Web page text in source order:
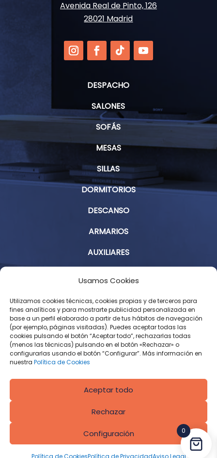
Usamos Cookies
Utilizamos cookies técnicas, cookies propias y de terceros para
fines analíticos y para mostrarte publicidad personalizada en
base a un perfil elaborado a partir de tus hábitos de navegación
(por ejemplo, páginas visitadas). Puedes aceptar todas las
cookies pulsando el botón “Aceptar todo”, rechazarlas todas
(menos las técnicas) pulsando en el botón «Rechazar» o
configurarlas usando el botón “Configurar”. Más información en
nuestra Política de Cookies
Aceptar todo
Rechazar
Configuración
Política de CookiesPolítica de PrivacidadAviso Legal
Avenida Real de Pinto, 126
28021 Madrid
DESPACHO
SALONES
SOFÁS
MESAS
SILLAS
DORMITORIOS
DESCANSO
ARMARIOS
AUXILIARES
Aviso Legal
Política de Privacidad
Condiciones Generales de Contratación
Política de Cookies
Derecho de desistimiento
Diseñado porCROS Solutions 0